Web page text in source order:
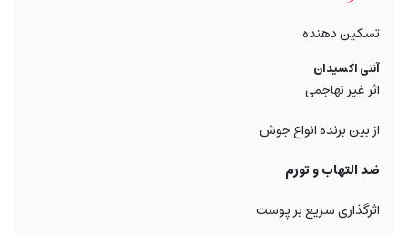
تسکین دهنده
آنتی اکسیدان
اثر غیر تهاجمی
از بین برنده انواع جوش
ضد التهاب و تورم
اثرگذاری سریع بر پوست